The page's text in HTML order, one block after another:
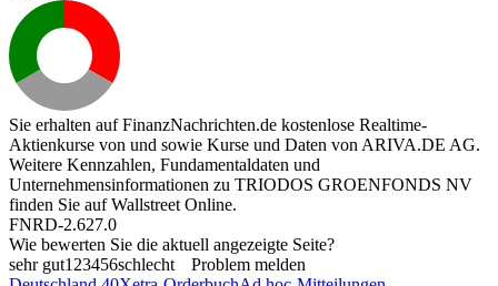
Sie erhalten auf FinanzNachrichten.de kostenlose Realtime-
Aktienkurse von und sowie Kurse und Daten von ARIVA.DE AG.
Weitere Kennzahlen, Fundamentaldaten und
Unternehmensinformationen zu TRIODOS GROENFONDS NV
finden Sie aufWallstreet Online.
FNRD-2.627.0
Wie bewerten Sie die aktuell angezeigte Seite?
sehr gut1 23456schlecht
Problem melden